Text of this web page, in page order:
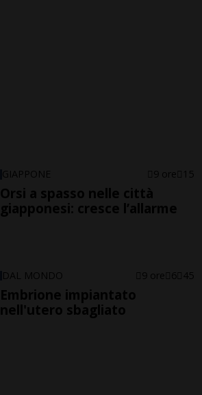
GIAPPONE 9 ore 15
Orsi a spasso nelle città
giapponesi: cresce l’allarme
DAL MONDO 9 ore 6 45
Embrione impiantato
nell'utero sbagliato